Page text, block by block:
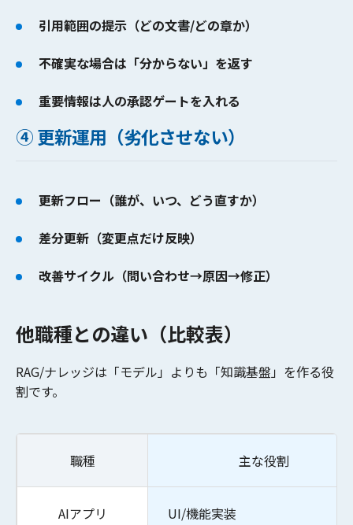
引用範囲の提示（どの文書/どの章か）
不確実な場合は「分からない」を返す
重要情報は人の承認ゲートを入れる
④ 更新運用（劣化させない）
更新フロー（誰が、いつ、どう直すか）
差分更新（変更点だけ反映）
改善サイクル（問い合わせ→原因→修正）
他職種との違い（比較表）
RAG/ナレッジは「モデル」よりも「知識基盤」を作る役
割です。
職種 主な役割
AIアプリ UI/機能実装